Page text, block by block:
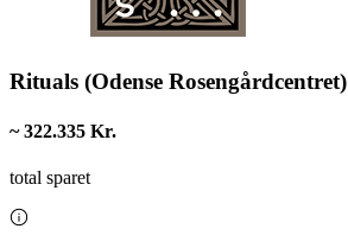
Rituals (Odense Rosengårdcentret)
~ 322.335 Kr.
total sparet